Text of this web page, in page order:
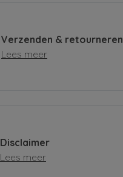
Verzenden & retourneren
Lees meer
Disclaimer
Lees meer